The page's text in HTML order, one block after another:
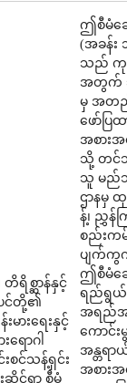
တိရိစ္ဆာန်နှင့်
င်တို့၏
းမားရေးနှင့်
းရောဂါ
စင်သန့်ရှင်း
ဆိုင်ရာ စီမံ
ဤစီမံဆ
(အခန်း
သည် ကု
အတွက်
မှ အတ
ဖော်ပြ
အစား
သို့ တင်သွ
သူ မည်
ဌာနမှ
န့်၊ ညွှန်က
စည်းကမ်
ပျက်ကွက်
ဤစီမံဆ
ရည်ရွယ်ခ
အရည်အ
ကောင်း
အန္တရာ
အစား